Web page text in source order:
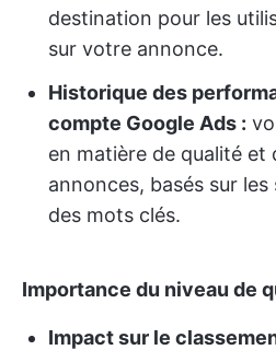
destination pour les
sur votre annonce.
Historique des
compte Google Ads :
en matière de qualité et
annonces, basés sur
des mots clés.
Importance du niveau de
Impact sur le